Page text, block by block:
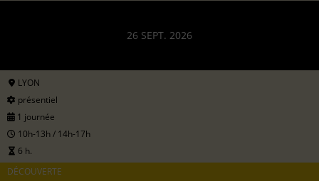
26 SEPT. 2026
LYON
présentiel
1 journée
10h-13h / 14h-17h
6 h.
DÉCOUVERTE